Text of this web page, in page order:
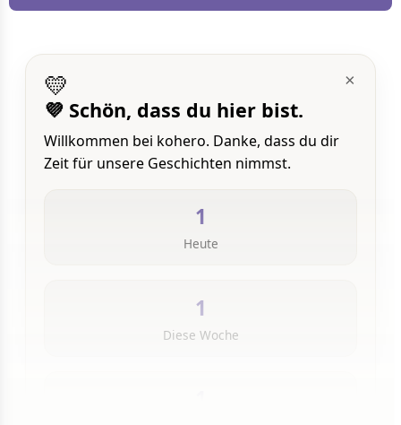
×
💛
💜 Schön, dass du hier bist.
Willkommen bei kohero. Danke, dass du dir
Zeit für unsere Geschichten nimmst.
1
Heute
1
Diese Woche